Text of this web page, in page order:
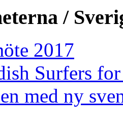
/
2017
Surfers
med ny